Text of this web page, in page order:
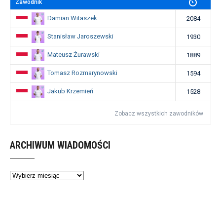
Zawodnik
Damian Witaszek 2084
Stanisław Jaroszewski 1930
Mateusz Żurawski 1889
Tomasz Rozmarynowski 1594
Jakub Krzemień 1528
Zobacz wszystkich zawodników
ARCHIWUM WIADOMOŚCI
Archiwum